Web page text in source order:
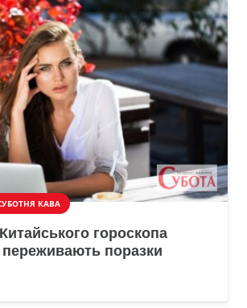
КАВА
гороскопа
поразки